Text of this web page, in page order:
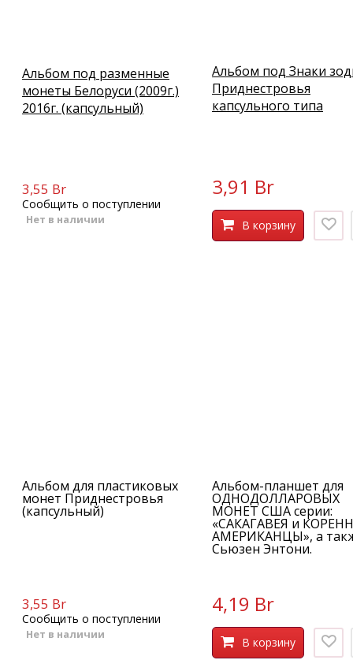
Альбом под разменные
монеты Белоруси (2009г.)
2016г. (капсульный)
3,55 Br
Сообщить о поступлении
Нет в наличии
Альбом под Знаки
Приднестровья
капсульного типа
3,91 Br
В корзину
Альбом для пластиковых
монет Приднестровья
(капсульный)
3,55 Br
Сообщить о поступлении
Нет в наличии
Альбом-планшет для
ОДНОДОЛЛАРОВЫХ
МОНЕТ США серии:
«САКАГАВЕЯ и
АМЕРИКАНЦЫ», а
Сьюзен Энтони.
4,19 Br
В корзину